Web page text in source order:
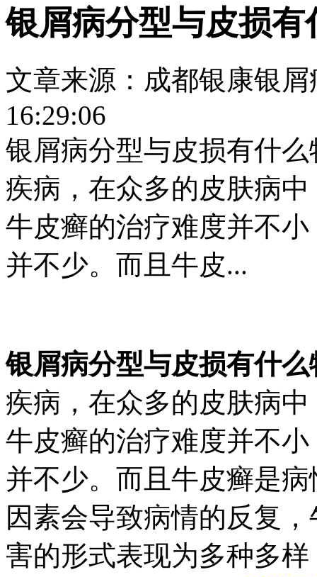
银屑病分型与皮损有
文章来源：成都银康银
16:29:06
银屑病分型与皮损有什
疾病，在众多的皮肤病
牛皮癣的治疗难度并不
并不少。而且牛皮...
银屑病分型与皮损有什么
疾病，在众多的皮肤病
牛皮癣的治疗难度并不
并不少。而且牛皮癣是
因素会导致病情的反复
害的形式表现为多种多